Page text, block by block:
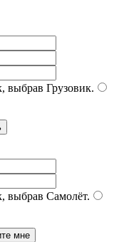
выбрав Грузовик.
выбрав Самолёт.